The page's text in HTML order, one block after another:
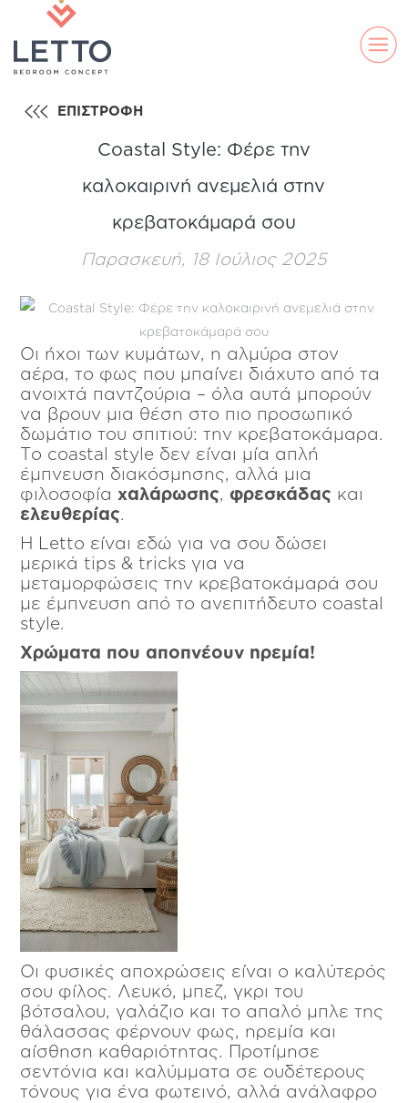
LAND LINE
ΕΠΙΣΤΡΟΦΗ
Coastal Style: Φέρε την
καλοκαιρινή ανεμελιά στην
κρεβατοκάμαρά σου
Παρασκευή, 18 Ιούλιος 2025
Οι ήχοι των κυμάτων, η αλμύρα στον
αέρα, το φως που μπαίνει διάχυτο από τα
ανοιχτά παντζούρια – όλα αυτά μπορούν
να βρουν μια θέση στο πιο προσωπικό
δωμάτιο του σπιτιού: την κρεβατοκάμαρα.
Το coastal style δεν είναι μία απλή
έμπνευση διακόσμησης, αλλά μια
φιλοσοφίαχαλάρωσης ,φρεσκάδας και
ελευθερίας
Η Letto είναι εδώ για να σου δώσει
μερικά tips & tricks για να
μεταμορφώσεις την κρεβατοκάμαρά σου
με έμπνευση από το ανεπιτήδευτο coastal
style.
Χρώματα που αποπνέουν ηρεμία!
Οι φυσικές αποχρώσεις είναι ο καλύτερός
σου φίλος. Λευκό, μπεζ, γκρι του
βότσαλου, γαλάζιο και το απαλό μπλε της
θάλασσας φέρνουν φως, ηρεμία και
αίσθηση καθαριότητας. Προτίμησε
σεντόνια και καλύμματα σε ουδέτερους
τόνους για ένα φωτεινό, αλλά ανάλαφρο